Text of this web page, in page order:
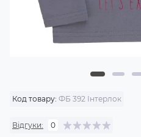
Код товару: ФБ 392 Інтерлок
Відгуки: 0